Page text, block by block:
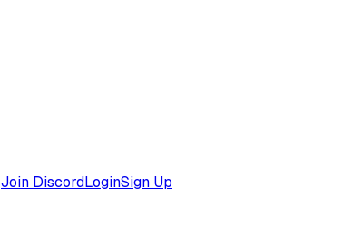
Join DiscordLoginSign Up